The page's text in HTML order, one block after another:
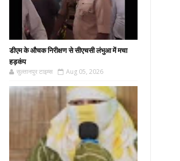
डीएम के औचक निरीक्षण से सीएचसी लंभुआ में मचा
हड़कंप
सुल्तानपुर टाइम्स Aug 05, 2026